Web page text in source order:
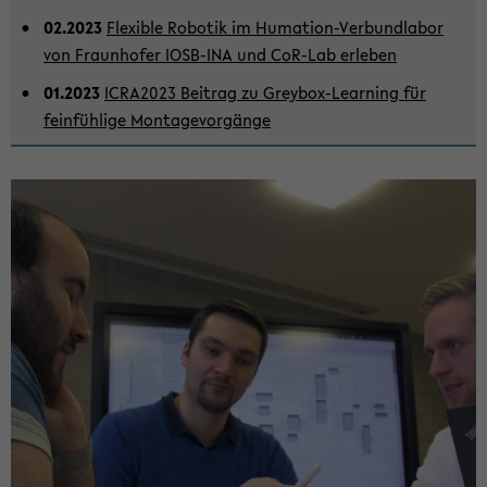
Sek­
wech­
02.2023 Fle­xi­ble Ro­bo­tik im Humation-​Verbundlabor
von Fraun­ho­fer IOSB-​INA und CoR-​Lab er­le­ben
01.2023 ICRA2023 Bei­trag zu Greybox-​Learning für
fein­füh­li­ge Mon­ta­ge­vor­gän­ge